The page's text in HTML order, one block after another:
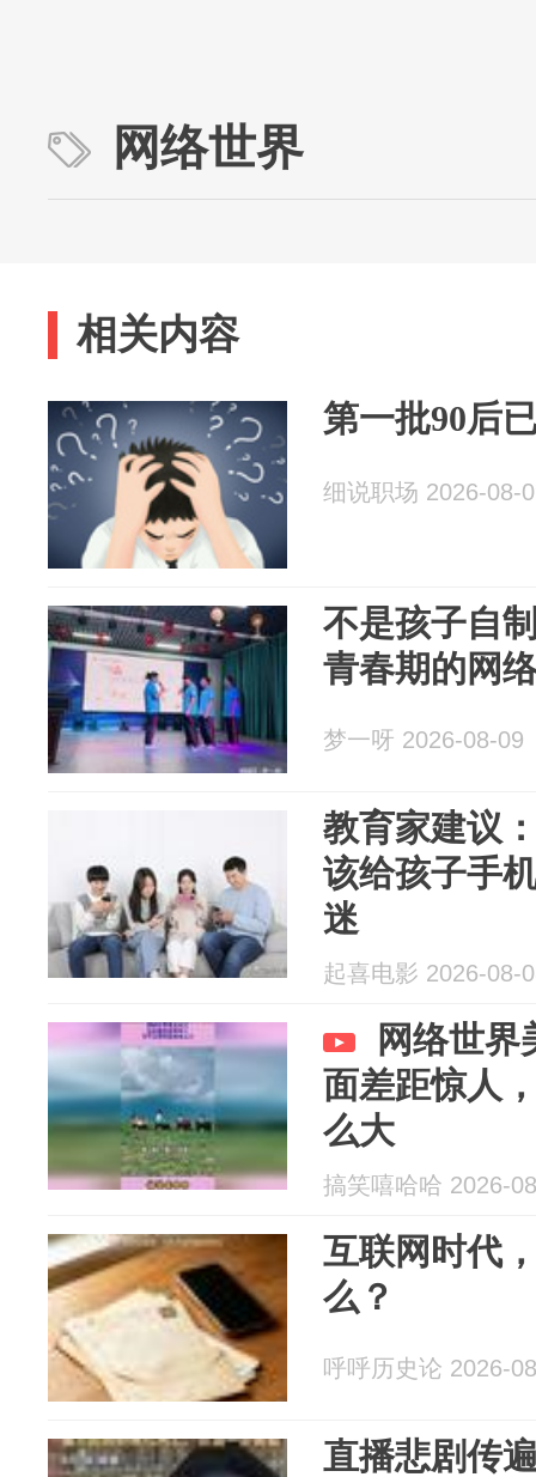
网络世界
相关内容
第一批90后
细说职场 2026-08-
不是孩子自
青春期的网
梦一呀 2026-08-09
教育家建议
该给孩子手
迷
起喜电影 2026-08-
网络世界
面差距惊人
么大
搞笑嘻哈哈 2026-
互联网时代
么？
呼呼历史论 2026-
直播悲剧传